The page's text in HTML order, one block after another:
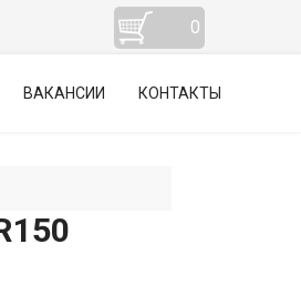
0
ВАКАНСИИ КОНТАКТЫ